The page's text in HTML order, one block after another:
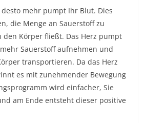
desto mehr pumpt Ihr Blut. Dies
die Menge an Sauerstoff zu
Körper fließt. Das Herz pumpt
Sauerstoff aufnehmen und
transportieren. Da das Herz
es mit zunehmender Bewegung
wird einfacher, Sie
am Ende entsteht dieser positive